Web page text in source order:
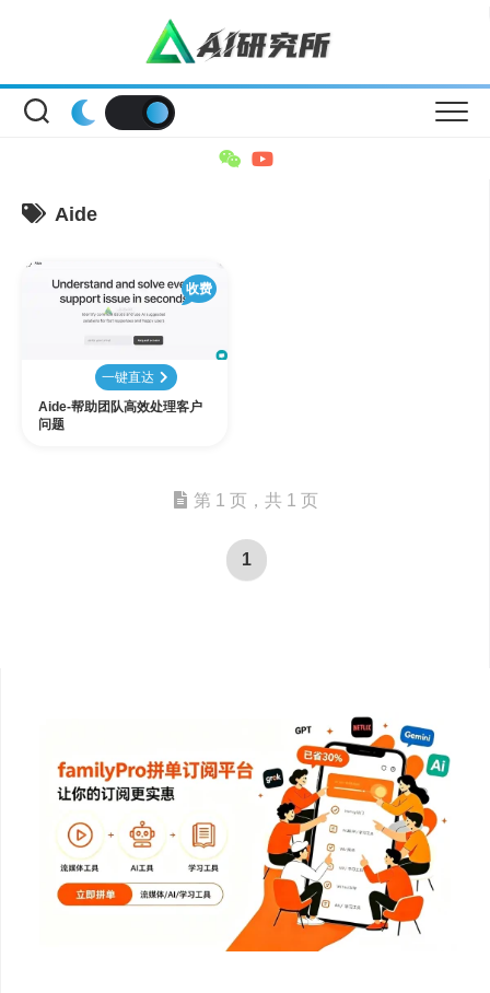
Aide
收费
一键直达
Aide-帮助团队高效处理客户
问题
第 1 页，共 1 页
1